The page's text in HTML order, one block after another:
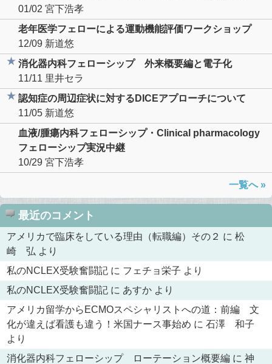
01/02 宮下浩孝
老年医学フェローによる運動機能評価ワークショップ
12/09 新道悠
消化器内科フェローシップ 外来概要編と電子化
11/11 里井セラ
認知症の周辺症状に対するDICEアプローチについて
11/05 新道悠
血液/腫瘍内科フェローシップ・Clinical pharmacology
フェローシップ実況中継
10/29 宮下浩孝
一覧へ »
最近のコメント
アメリカで臨床をしている理由（転職編）その２ に 松
崎 弘 より
私のNCLEX受験奮闘記 に フェチョ栄子 より
私のNCLEX受験奮闘記 に あすか より
アメリカ留学からECMOスペシャリストへの道：前編 文
化が違えば看護も違う！米国ナース事始め に 石澤 和子
より
消化器内科フェローシップ ローテーション概要編 に 神